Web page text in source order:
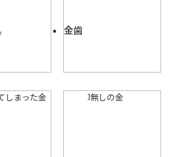
金歯